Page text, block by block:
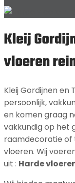
Kleij
vloeren
Kleij Gordijnen
persoonlijk,
en komen graag
vakkundig op het
raamdecoratie of
vloeren. Wij
uit : Harde